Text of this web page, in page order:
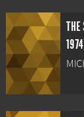
THE
1974